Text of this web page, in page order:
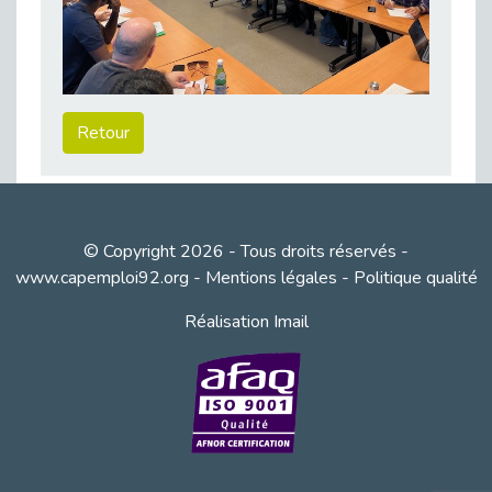
Publié le 23/04/2026
Témoignage : "Le maintien en emploi est un investissement, pas une contrainte."
Publié le 22/04/2026
Publié le 20/04/2026
Publié le 20/04/2026
Retour
© Copyright 2026 - Tous droits réservés -
www.capemploi92.org - Mentions légales - Politique qualité
Réalisation Imail